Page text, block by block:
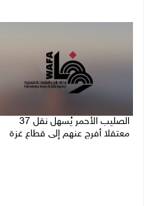
الصليب الأحمر يُسهل نقل 37
معتقلا أفرج عنهم إلى قطاع غزة